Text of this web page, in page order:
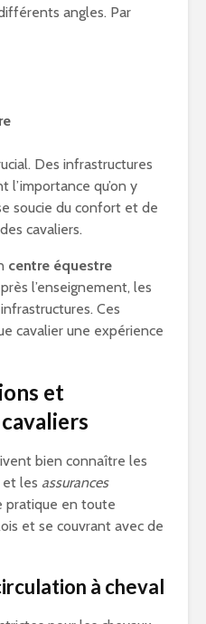
angles. Par
Des infrastructures
qu’on y
soucie du confort et de
cavaliers.
centre équestre
l’enseignement, les
Ces
cavalier une expérience
et
bien connaître les
et les assurances
pratique en toute
et se couvrant avec de
à cheval